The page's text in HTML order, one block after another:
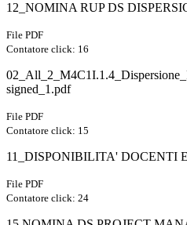
12_NOMINA RUP DS
File PDF
Contatore click: 16
signed_1.pdf
File PDF
Contatore click: 15
11_DISPONIBILITA' DOCENTI
File PDF
Contatore click: 24